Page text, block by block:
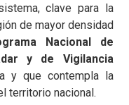
clave para la
de mayor densidad
Nacional de
y de Vigilancia
y que contempla la
territorio nacional.